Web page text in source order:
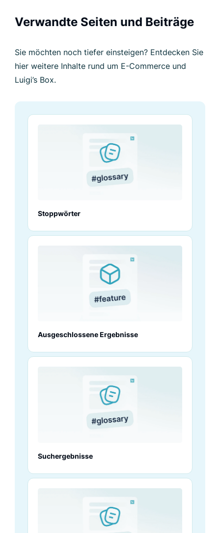
Verwandte Seiten und Beiträge
Sie möchten noch tiefer einsteigen? Entdecken Sie
hier weitere Inhalte rund um E-Commerce und
Luigi’s Box.
Stoppwörter
Ausgeschlossene Ergebnisse
Suchergebnisse